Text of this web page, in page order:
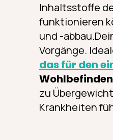
Inhaltsstoffe
funktionieren
und -
Vorgänge.
das für den
Wohlbefinden
zu
Krankheiten